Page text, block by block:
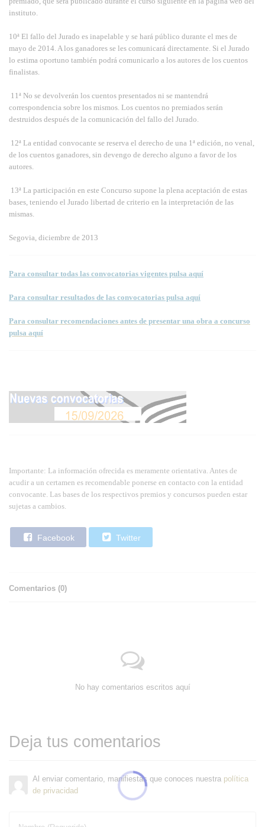
instituto.
10ª El fallo del Jurado es inapelable y se hará público durante el mes de
mayo de 2014. A los ganadores se les comunicará directamente. Si el Jurado
lo estima oportuno también podrá comunicarlo a los autores de los cuentos
finalistas.
11ª No se devolverán los cuentos presentados ni se mantendrá
correspondencia sobre los mismos. Los cuentos no premiados serán
destruidos después de la comunicación del fallo del Jurado.
12ª La entidad convocante se reserva el derecho de una 1ª edición, no venal,
de los cuentos ganadores, sin devengo de derecho alguno a favor de los
autores.
13ª La participación en este Concurso supone la plena aceptación de estas
bases, teniendo el Jurado libertad de criterio en la interpretación de las
mismas.
Segovia, diciembre de 2013
Para consultar todas las convocatorias vigentes pulsa aquí
Para consultar resultados de las convocatorias pulsa aquí
Para consultar recomendaciones antes de presentar una obra a concurso
pulsa aquí
Importante: La información ofrecida es meramente orientativa. Antes de
acudir a un certamen es recomendable ponerse en contacto con la entidad
convocante. Las bases de los respectivos premios y concursos pueden estar
sujetas a cambios.
Facebook Twitter
Comentarios (0)
No hay comentarios escritos aquí
Deja tus comentarios
Al enviar comentario, manifiestas que conoces nuestra política
de privacidad